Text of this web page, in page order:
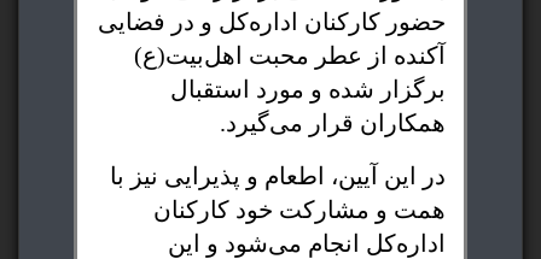
حضور کارکنان اداره‌کل و در فضایی
آکنده از عطر محبت اهل‌بیت(ع)
برگزار شده و مورد استقبال
همکاران قرار می‌گیرد.
در این آیین، اطعام و پذیرایی نیز با
همت و مشارکت خود کارکنان
اداره‌کل انجام می‌شود و این